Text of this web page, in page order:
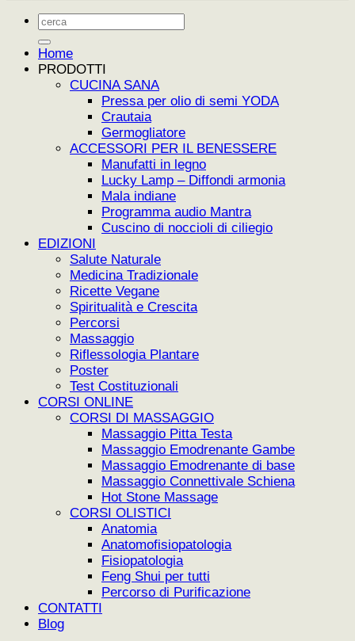
Cerca:
Home
PRODOTTI
CUCINA SANA
Pressa per olio di semi YODA
Crautaia
Germogliatore
ACCESSORI PER IL BENESSERE
Manufatti in legno
Lucky Lamp – Diffondi armonia
Mala indiane
Programma audio Mantra
Cuscino di noccioli di ciliegio
EDIZIONI
Salute Naturale
Medicina Tradizionale
Ricette Vegane
Spiritualità e Crescita
Percorsi
Massaggio
Riflessologia Plantare
Poster
Test Costituzionali
CORSI ONLINE
CORSI DI MASSAGGIO
Massaggio Pitta Testa
Massaggio Emodrenante Gambe
Massaggio Emodrenante di base
Massaggio Connettivale Schiena
Hot Stone Massage
CORSI OLISTICI
Anatomia
Anatomofisiopatologia
Fisiopatologia
Feng Shui per tutti
Percorso di Purificazione
CONTATTI
Blog